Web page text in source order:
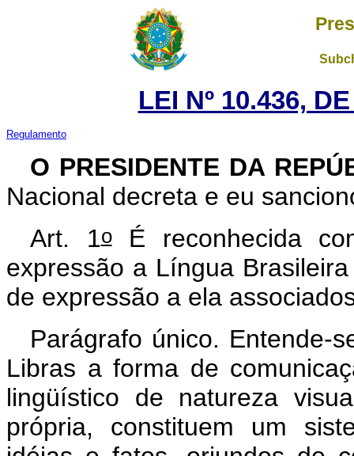
LEI Nº 10.436,
Regulamento
O PRESIDENTE DA
Nacional decreta e eu
Art. 1oÉ reconhecida
expressão a Língua
de expressão a ela
Parágrafo único. Entende-
Libras a forma de
lingüístico de natureza
própria, constituem um